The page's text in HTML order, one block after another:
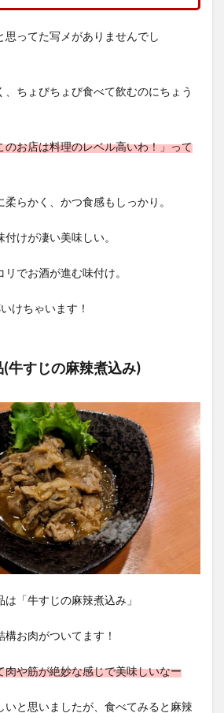
思ってた写メがありませんでし
、ちょびちょび食べて飲むのにちょう
のお店は料理のレベル高いわ！」って
柔らかく、かつ食感もしっかり。
付けが凄い美味しい。
リでお酒が進む味付け。
けちゃいます！
牛すじの麻辣煮込み)
「牛すじの麻辣煮込み」
お肉がついてます！
肉や筋が絶妙な感じで美味しいなー
いと思いましたが、食べてみると麻辣